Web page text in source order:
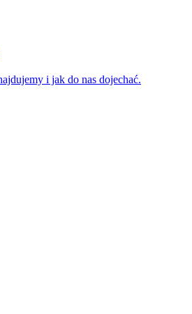
i jak do nas dojechać.